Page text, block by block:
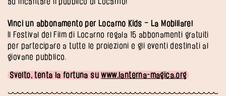
Vinci un abbonamento per Locarno Kids – La Mobiliare!
Il Festival del Film di Locarno regala 15 abbonamenti gratuiti
per partecipare a tutte le proiezioni e gli eventi destinati al
giovane pubblico.
Svelto, tenta la fortuna suwww.lanterna-magica.org